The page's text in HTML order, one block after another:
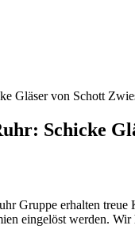
Gläser von Schott
Schicke
Gruppe erhalten
eingelöst werden.